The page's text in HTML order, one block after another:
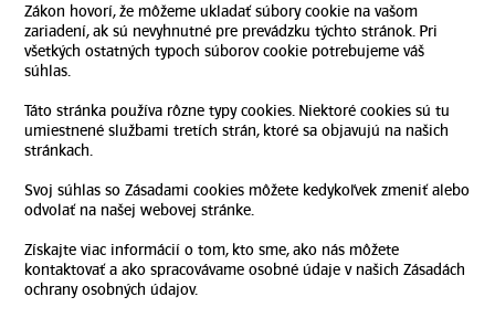
Zákon hovorí, že môžeme ukladať súbory cookie na vašom
zariadení, ak sú nevyhnutné pre prevádzku týchto stránok. Pri
všetkých ostatných typoch súborov cookie potrebujeme váš
súhlas.
Táto stránka používa rôzne typy cookies. Niektoré cookies sú tu
umiestnené službami tretích strán, ktoré sa objavujú na našich
stránkach.
Svoj súhlas so Zásadami cookies môžete kedykoľvek zmeniť alebo
odvolať na našej webovej stránke.
Získajte viac informácií o tom, kto sme, ako nás môžete
kontaktovať a ako spracovávame osobné údaje v našich Zásadách
ochrany osobných údajov.